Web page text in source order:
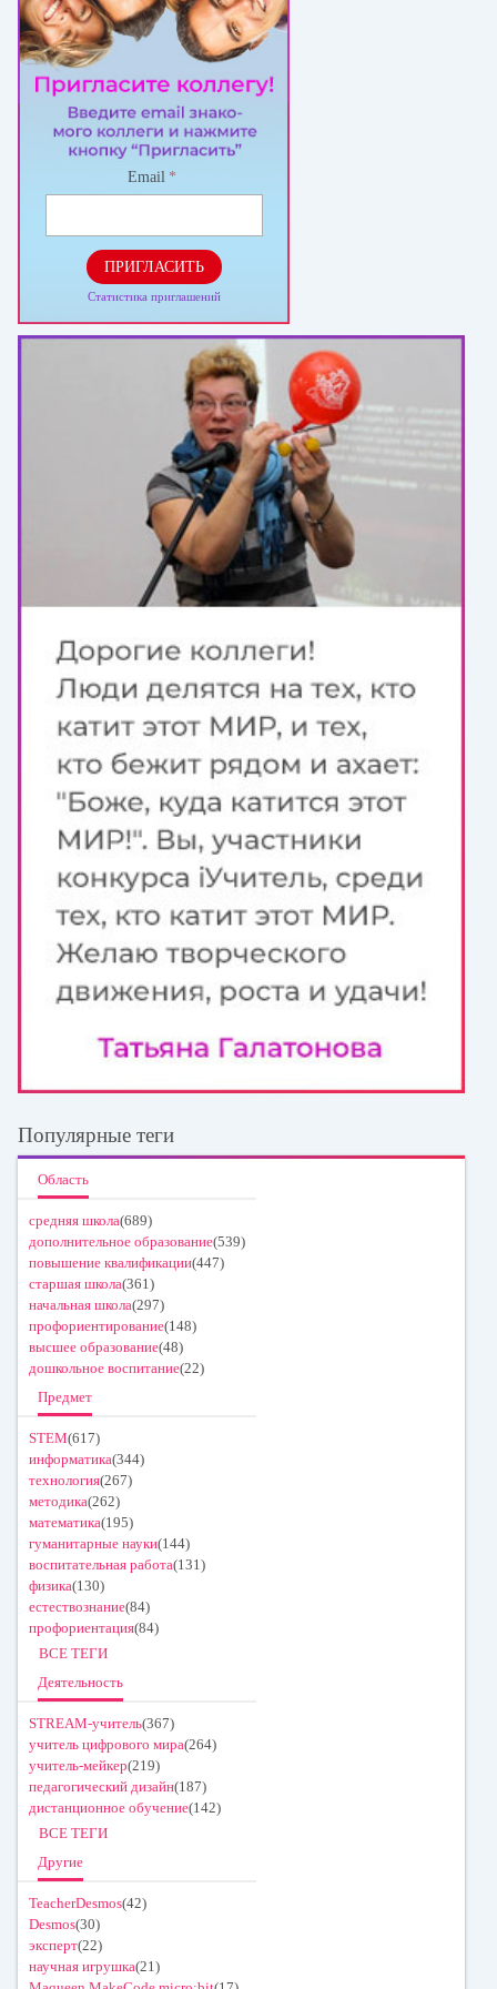
Email *
ПРИГЛАСИТЬ
Статистика приглашений
Популярные теги
Область
средняя школа(689)
дополнительное образование(539)
повышение квалификации(447)
старшая школа(361)
начальная школа(297)
профориентирование(148)
высшее образование(48)
дошкольное воспитание(22)
Предмет
STEM(617)
информатика(344)
технология(267)
методика(262)
математика(195)
гуманитарные науки(144)
воспитательная работа(131)
физика(130)
естествознание(84)
профориентация(84)
ВСЕ ТЕГИ
Деятельность
STREAM-учитель(367)
учитель цифрового мира(264)
учитель-мейкер(219)
педагогический дизайн(187)
дистанционное обучение(142)
ВСЕ ТЕГИ
Другие
TeacherDesmos(42)
Desmos(30)
эксперт(22)
научная игрушка(21)